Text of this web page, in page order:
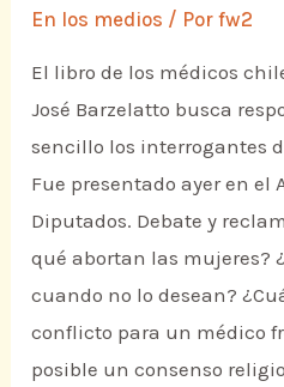
En los medios / Porfw2
El libro de los médicos
José Barzelatto busca
sencillo los interrogantes
Fue presentado ayer en el
Diputados. Debate y
qué abortan las mujeres?
cuando no lo desean?
conflicto para un médico
posible un consenso